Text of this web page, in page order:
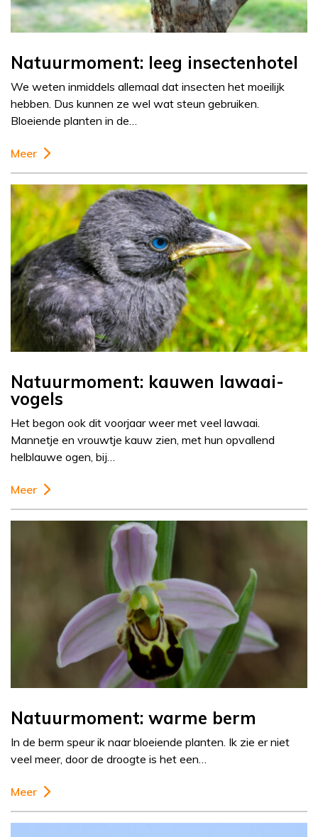
Natuurmoment: leeg insectenhotel
We weten inmiddels allemaal dat insecten het moeilijk
hebben. Dus kunnen ze wel wat steun gebruiken.
Bloeiende planten in de…
Meer
Natuurmoment: kauwen lawaai-
vogels
Het begon ook dit voorjaar weer met veel lawaai.
Mannetje en vrouwtje kauw zien, met hun opvallend
helblauwe ogen, bij…
Meer
Natuurmoment: warme berm
In de berm speur ik naar bloeiende planten. Ik zie er niet
veel meer, door de droogte is het een…
Meer